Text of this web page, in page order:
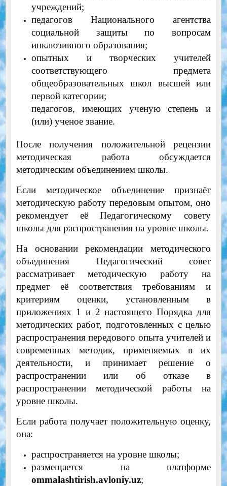
учреждений;
педагогов Национального агентства
социальной защиты по вопросам
инклюзивного образования;
опытных и творческих учителей
соответствующего предмета
общеобразовательных школ высшей или
первой категории;
педагогов, имеющих ученую степень и
(или) ученое звание.
После получения положительной рецензии
методическая работа обсуждается
методическим объединением школы.
Если методическое объединение признаёт
методическую работу передовым опытом, оно
рекомендует её Педагогическому совету
школы для распространения на уровне школы.
На основании рекомендации методического
объединения Педагогический совет
рассматривает методическую работу на
предмет её соответствия требованиям и
критериям оценки, установленным в
приложениях 1 и 2 настоящего Порядка для
методических работ, подготовленных с целью
распространения передового опыта учителей и
современных методик, применяемых в их
деятельности, и принимает решение о
распространении или об отказе в
распространении методической работы на
уровне школы.
Если работа получает положительную оценку,
она:
распространяется на уровне школы;
размещается на платформе
ommalashtirish.avloniy.uz;